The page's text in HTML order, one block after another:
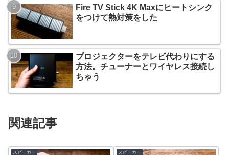
Fire TV Stick 4K Maxにヒートシンク
をつけて熱対策をした
プロジェクターをテレビ代わりにする
方法。チューナーとワイヤレス接続し
ちゃう
関連記事
スピーカー スピーカー